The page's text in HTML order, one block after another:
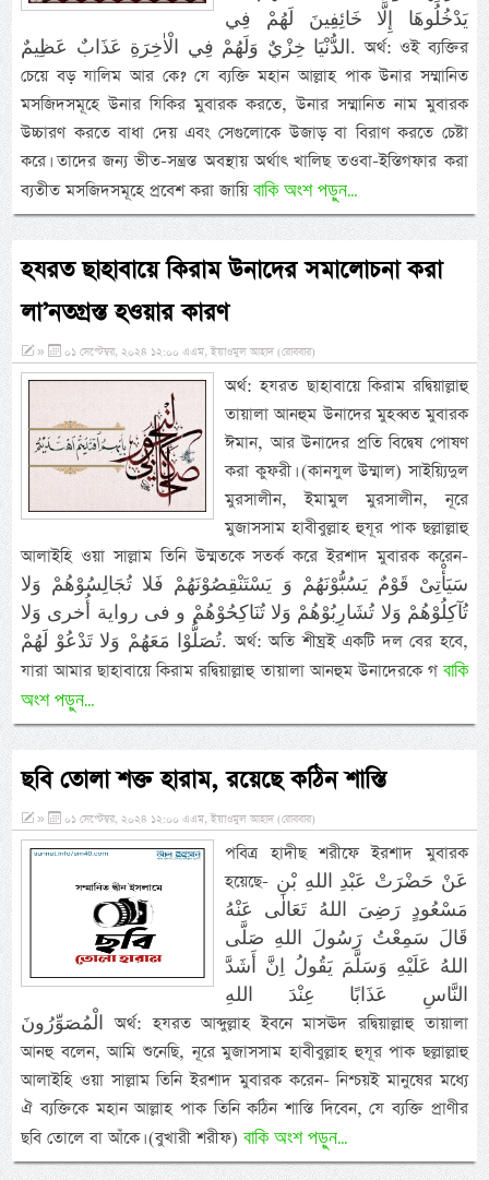
يَدْخُلُوهَا إِلَّا خَائِفِينَ لَهُمْ فِي
الدُّنْيَا خِزْيٌ وَلَهُمْ فِي الْاٰخِرَةِ عَذَابٌ عَظِيمٌ. অর্থ: ওই ব্যক্তির
চেয়ে বড় যালিম আর কে? যে ব্যক্তি মহান আল্লাহ পাক উনার সম্মানিত
মসজিদসমূহে উনার যিকির মুবারক করতে, উনার সম্মানিত নাম মুবারক
উচ্চারণ করতে বাধা দেয় এবং সেগুলোকে উজাড় বা বিরাণ করতে চেষ্টা
করে। তাদের জন্য ভীত-সন্ত্রস্ত অবস্থায় অর্থাৎ খালিছ তওবা-ইস্তিগফার করা
ব্যতীত মসজিদসমূহে প্রবেশ করা জায়িবাকি অংশ পড়ুন...
হযরত ছাহাবায়ে কিরাম উনাদের সমালোচনা করা
লা’নতগ্রস্ত হওয়ার কারণ
» ০১ সেপ্টেম্বর, ২০২৪ ১২:০০ এএম, ইয়াওমুল আহাদ (রোববার)
অর্থ: হযরত ছাহাবায়ে কিরাম রদ্বিয়াল্লাহু
তায়ালা আনহুম উনাদের মুহব্বত মুবারক
ঈমান, আর উনাদের প্রতি বিদ্বেষ পোষণ
করা কুফরী। (কানযুল উম্মাল) সাইয়্যিদুল
মুরসালীন, ইমামুল মুরসালীন, নূরে
মুজাসসাম হাবীবুল্লাহ হুযূর পাক ছল্লাল্লাহু
আলাইহি ওয়া সাল্লাম তিনি উম্মতকে সতর্ক করে ইরশাদ মুবারক করেন-
سَيَأْتِىْ قَوْمٌ يَسُبُّوْنَهُمْ وَ يَسْتَنْقِصُوْنَهُمْ فَلا تُجَالِسُوْهُمْ وَلا
تُآكِلُوْهُمْ وَلا تُشَارِبُوْهُمْ وَلا تُنَاكِحُوْهُمْ و فى رواية أُخرى وَلا
تُصَلُّوْا مَعَهُمْ وَلا تَدْعُوْ لَهُمْ. অর্থ: অতি শীঘ্রই একটি দল বের হবে,
যারা আমার ছাহাবায়ে কিরাম রদ্বিয়াল্লাহু তায়ালা আনহুম উনাদেরকে গ বাকি
অংশ পড়ুন...
ছবি তোলা শক্ত হারাম, রয়েছে কঠিন শাস্তি
» ০১ সেপ্টেম্বর, ২০২৪ ১২:০০ এএম, ইয়াওমুল আহাদ (রোববার)
পবিত্র হাদীছ শরীফে ইরশাদ মুবারক
হয়েছে- عَنْ حَضْرَتْ عَبْدِ اللهِ بْنِ
مَسْعُودٍ رَضِىَ اللهُ تَعَالٰى عَنْهُ
قَالَ سَمِعْتُ رَسُولَ اللهِ صَلَّى
اللهُ عَلَيْهِ وَسَلَّمَ يَقُولُ اِنَّ أَشَدَّ
النَّاسِ عَذَابًا عِنْدَ اللهِ
الْمُصَوِّرُونَ অর্থ: হযরত আব্দুল্লাহ ইবনে মাসঊদ রদ্বিয়াল্লাহু তায়ালা
আনহু বলেন, আমি শুনেছি, নূরে মুজাসসাম হাবীবুল্লাহ হুযূর পাক ছল্লাল্লাহু
আলাইহি ওয়া সাল্লাম তিনি ইরশাদ মুবারক করেন- নিশ্চয়ই মানুষের মধ্যে
ঐ ব্যক্তিকে মহান আল্লাহ পাক তিনি কঠিন শাস্তি দিবেন, যে ব্যক্তি প্রাণীর
ছবি তোলে বা আঁকে। (বুখারী শরীফ)বাকি অংশ পড়ুন...